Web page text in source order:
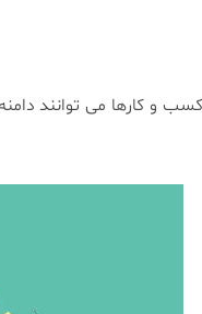
و کارها می توانند